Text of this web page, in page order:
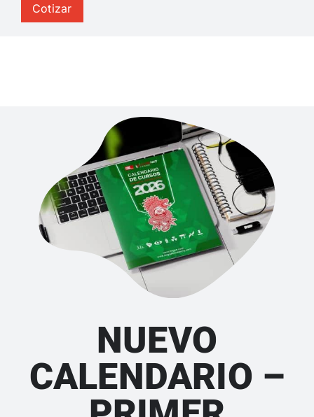
Cotizar
NUEVO
CALENDARIO –